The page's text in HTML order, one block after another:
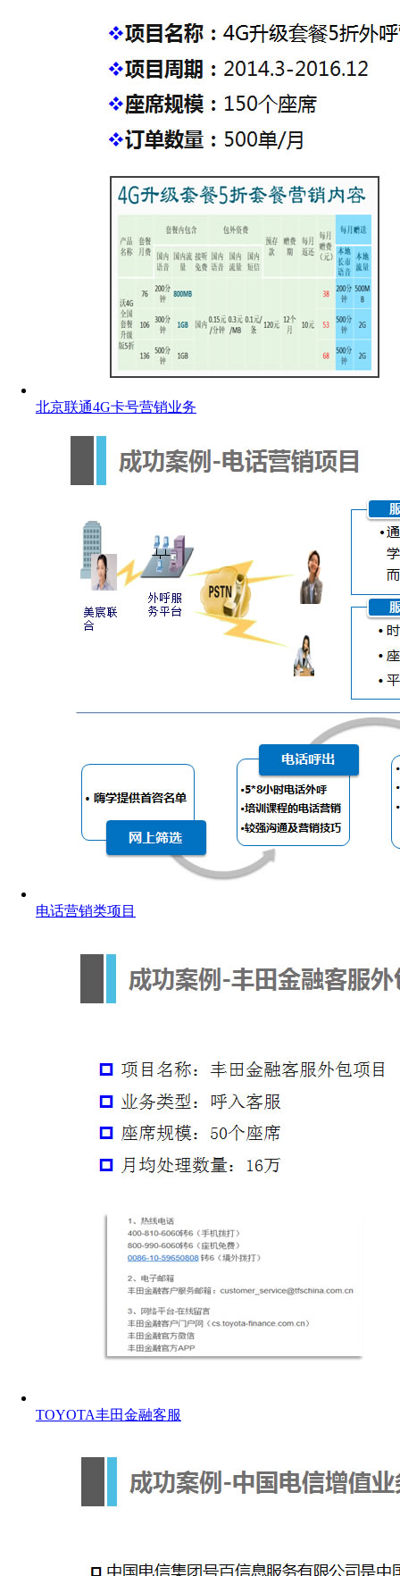
北京联通4G卡号营销业务
电话营销类项目
TOYOTA丰田金融客服